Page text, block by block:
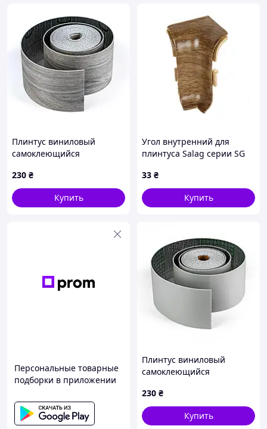
Плинтус виниловый
самоклеющийся
SW-00002123
230 ₴
Купить
Угол внутренний для
плинтуса Salag серии SG
33 ₴
Купить
Персональные товарные
подборки в приложении
Плинтус виниловый
самоклеющийся
(D) SW-00002121
230 ₴
Купить